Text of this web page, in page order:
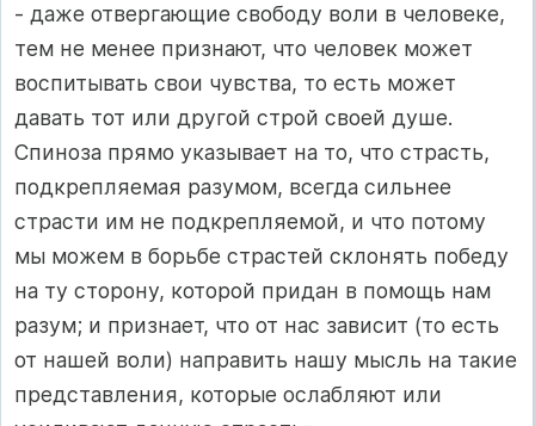
- даже отвергающие свободу воли в человеке,
тем не менее признают, что человек может
воспитывать свои чувства, то есть может
давать тот или другой строй своей душе.
Спиноза прямо указывает на то, что страсть,
подкрепляемая разумом, всегда сильнее
страсти им не подкрепляемой, и что потому
мы можем в борьбе страстей склонять победу
на ту сторону, которой придан в помощь нам
разум; и признает, что от нас зависит (то есть
от нашей воли) направить нашу мысль на такие
представления, которые ослабляют или